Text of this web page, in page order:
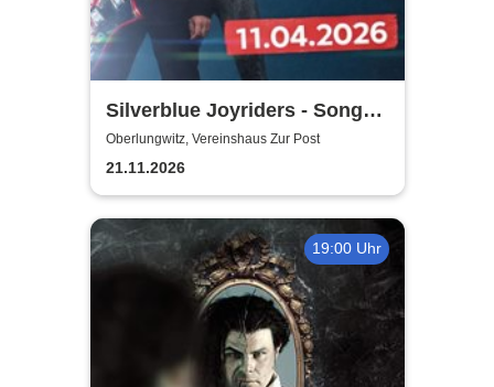
Silverblue Joyriders - Songs
by Roxette
Oberlungwitz, Vereinshaus Zur Post
21.11.2026
19:00 Uhr